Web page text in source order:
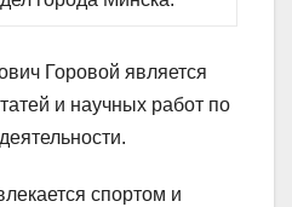
Горовой является
и научных работ по
спортом и